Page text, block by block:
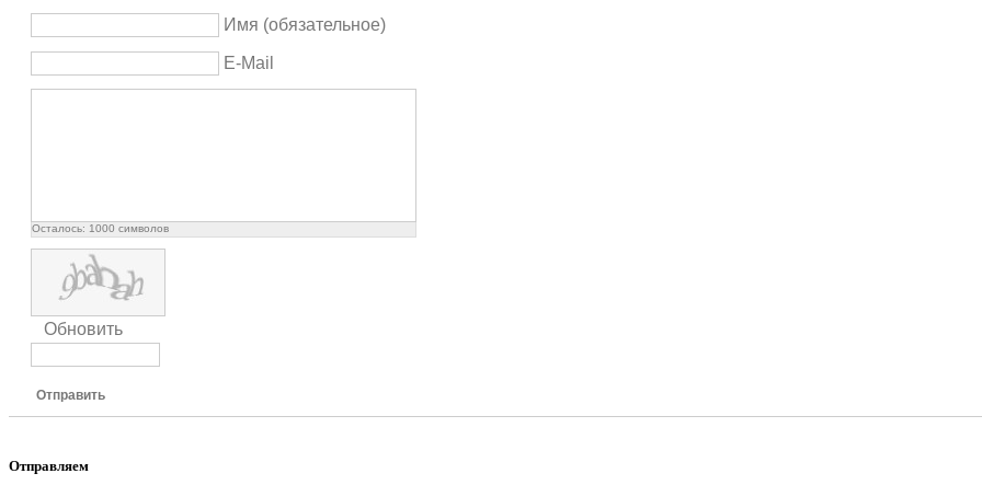
Имя (обязательное)
E-Mail
Осталось: 1000 символов
Обновить
Отправить
Отправляем